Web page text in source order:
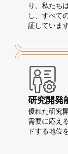
り、私たち
し、すべて
証しています
研究開発
優れた研究
需要に応え
ドする地位